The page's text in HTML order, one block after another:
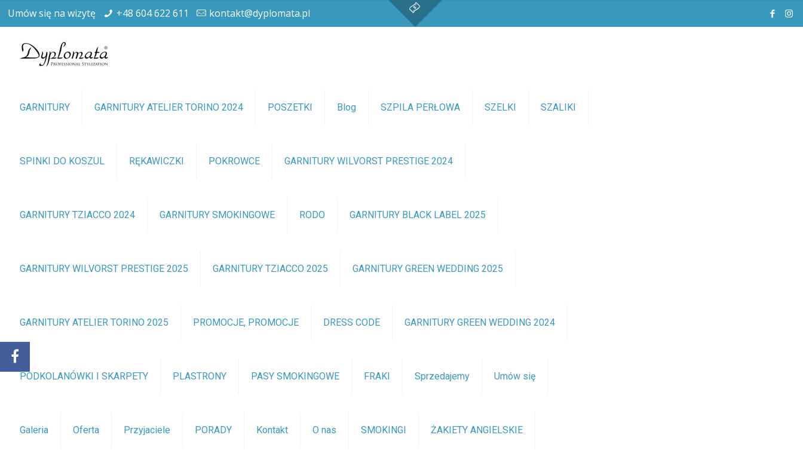
Umów się na wizytę +48 604 622 611 kontakt@dyplomata.pl
GARNITURY GARNITURY ATELIER TORINO 2024 POSZETKI Blog SZPILA PERŁOWA SZELKI SZALIKI
SPINKI DO KOSZUL RĘKAWICZKI POKROWCE GARNITURY WILVORST PRESTIGE 2024
GARNITURY TZIACCO 2024 GARNITURY SMOKINGOWE RODO GARNITURY BLACK LABEL 2025
GARNITURY WILVORST PRESTIGE 2025 GARNITURY TZIACCO 2025 GARNITURY GREEN WEDDING 2025
GARNITURY ATELIER TORINO 2025 PROMOCJE, PROMOCJE DRESS CODE GARNITURY GREEN WEDDING 2024
PODKOLANÓWKI I SKARPETY PLASTRONY PASY SMOKINGOWE FRAKI Sprzedajemy Umów się
Galeria Oferta Przyjaciele PORADY Kontakt O nas SMOKINGI ŻAKIETY ANGIELSKIE